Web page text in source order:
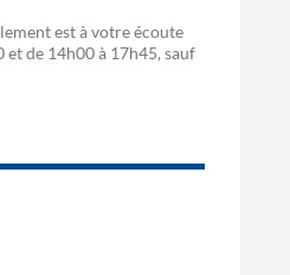
est à votre écoute
de 14h00 à 17h45, sauf